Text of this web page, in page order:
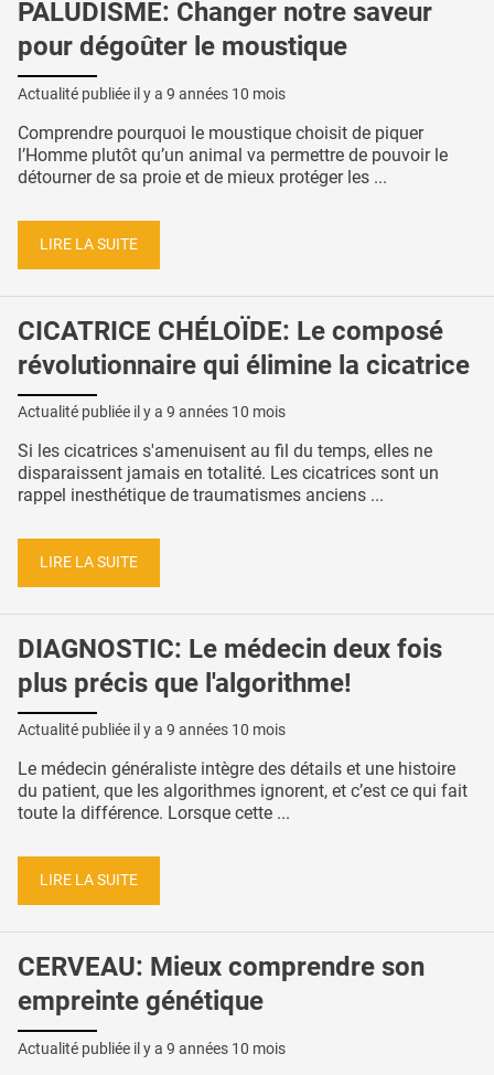
PALUDISME: Changer notre saveur
pour dégoûter le moustique
Actualité publiée il y a 9 années 10 mois
Comprendre pourquoi le moustique choisit de piquer
l’Homme plutôt qu’un animal va permettre de pouvoir le
détourner de sa proie et de mieux protéger les ...
LIRE LA SUITE
CICATRICE CHÉLOÏDE: Le composé
révolutionnaire qui élimine la cicatrice
Actualité publiée il y a 9 années 10 mois
Si les cicatrices s'amenuisent au fil du temps, elles ne
disparaissent jamais en totalité. Les cicatrices sont un
rappel inesthétique de traumatismes anciens ...
LIRE LA SUITE
DIAGNOSTIC: Le médecin deux fois
plus précis que l'algorithme!
Actualité publiée il y a 9 années 10 mois
Le médecin généraliste intègre des détails et une histoire
du patient, que les algorithmes ignorent, et c’est ce qui fait
toute la différence. Lorsque cette ...
LIRE LA SUITE
CERVEAU: Mieux comprendre son
empreinte génétique
Actualité publiée il y a 9 années 10 mois